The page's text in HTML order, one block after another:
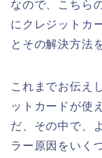
なので、こちら
にクレジットカ
とその解決方法
これまでお伝え
ットカードが使
だ、その中で、
ラー原因をいく